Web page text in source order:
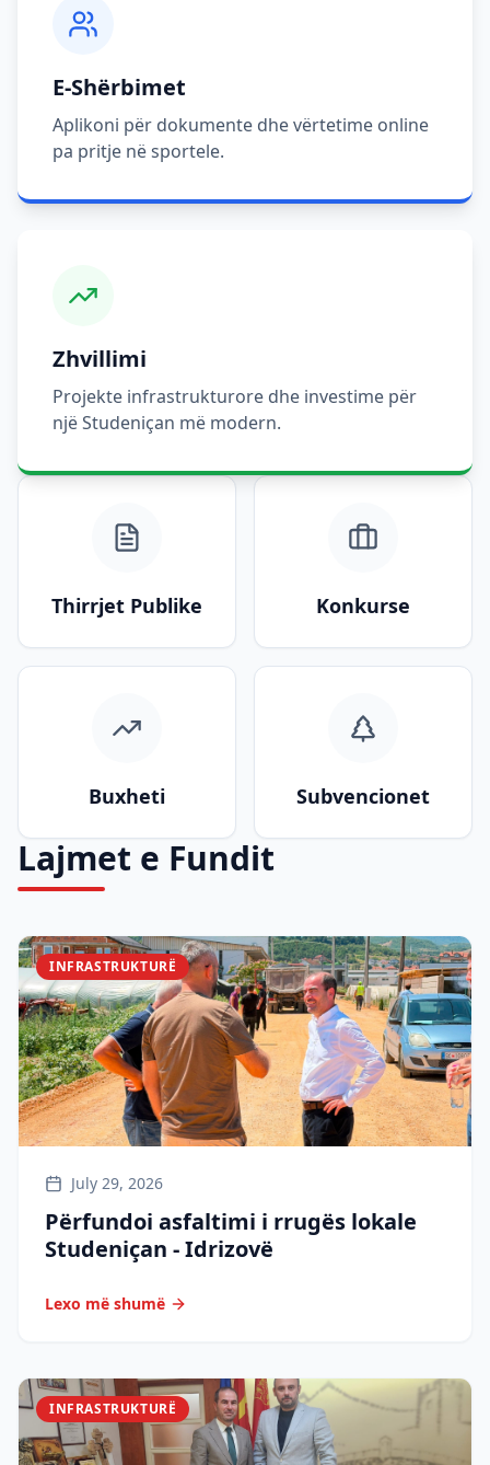
E-Shërbimet
Aplikoni për dokumente dhe vërtetime online
pa pritje në sportele.
Zhvillimi
Projekte infrastrukturore dhe investime për
një Studeniçan më modern.
Thirrjet Publike Konkurse
Buxheti Subvencionet
Lajmet e Fundit
INFRASTRUKTURË
July 29, 2026
Përfundoi asfaltimi i rrugës lokale
Studeniçan - Idrizovë
Lexo më shumë
INFRASTRUKTURË